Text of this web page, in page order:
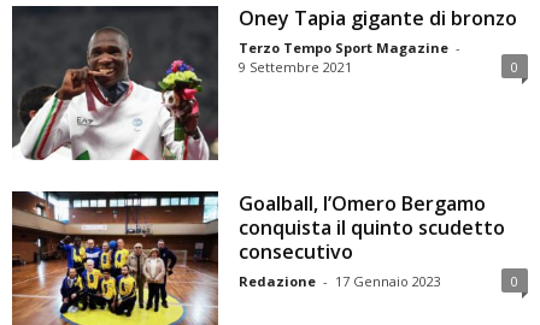
Oney Tapia gigante di bronzo
Terzo Tempo Sport Magazine -
9 Settembre 2021
0
Goalball, l’Omero Bergamo
conquista il quinto scudetto
consecutivo
Redazione - 17 Gennaio 2023 0